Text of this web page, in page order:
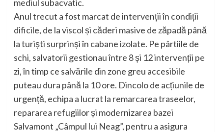
mediul subacvatic.
Anul trecut a fost marcat de intervenții în condiții
dificile, de la viscol și căderi masive de zăpadă până
la turiști surprinși în cabane izolate. Pe pârtiile de
schi, salvatorii gestionau între 8 și 12 intervenții pe
zi, în timp ce salvările din zone greu accesibile
puteau dura până la 10 ore. Dincolo de acțiunile de
urgență, echipa a lucrat la remarcarea traseelor,
repararea refugiilor și modernizarea bazei
Salvamont „Câmpul lui Neag”, pentru a asigura